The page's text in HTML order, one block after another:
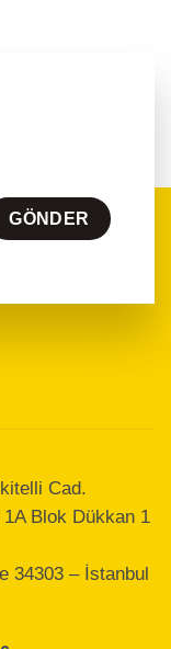
Cad.
Blok Dükkan 1
34303 – İstanbul